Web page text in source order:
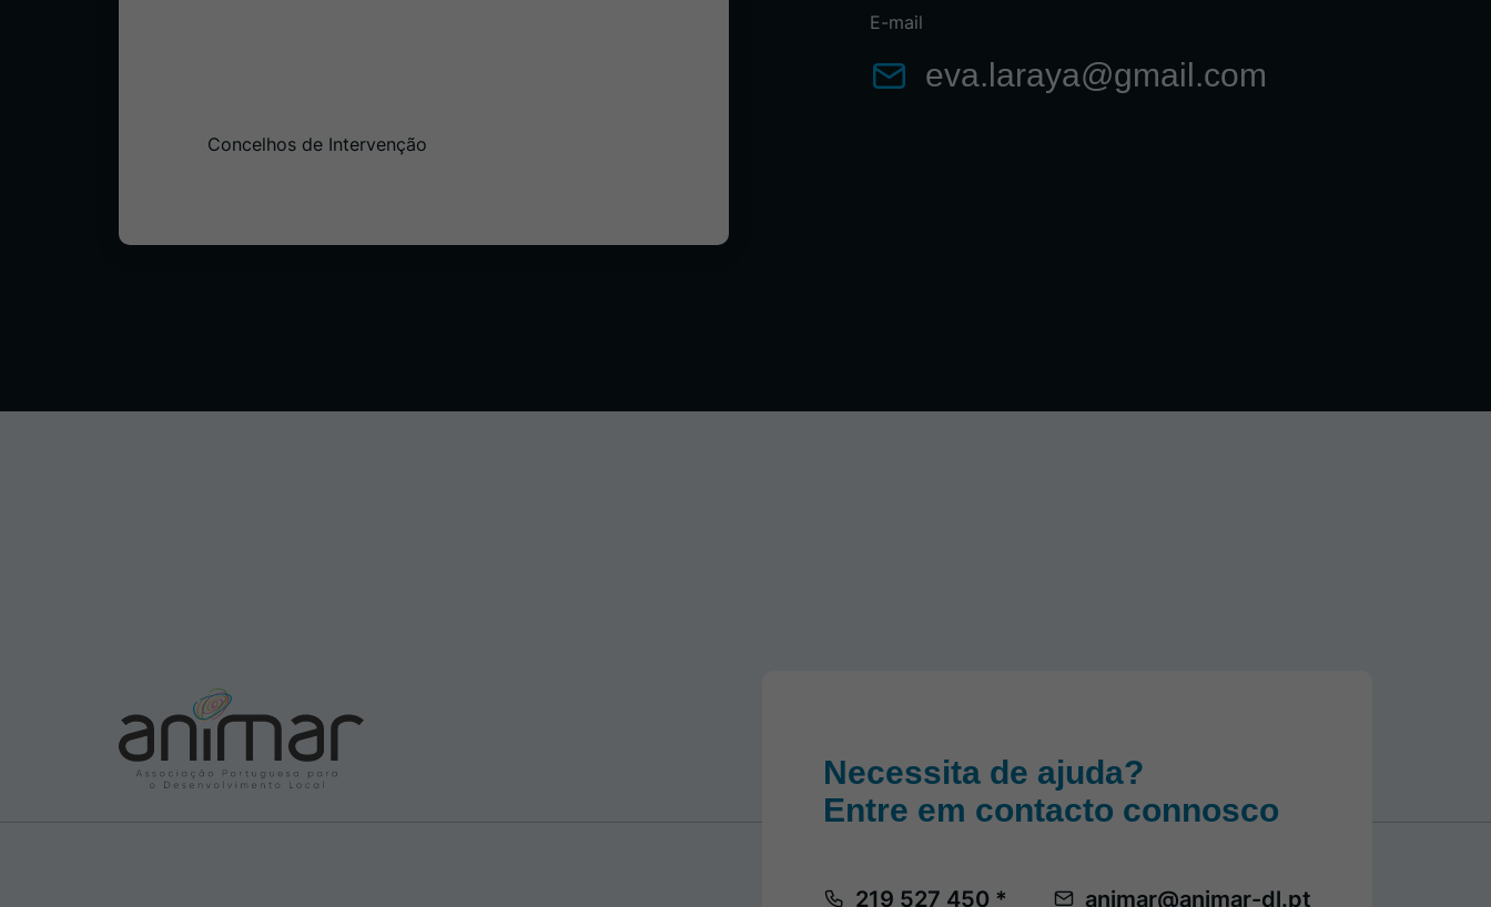
Concelhos de Intervenção
E-mail
eva.laraya@gmail.com
Necessita de ajuda?
Entre em contacto connosco
219 527 450 * animar@animar-dl.pt